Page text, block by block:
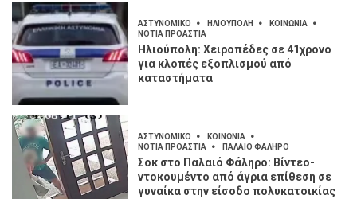
ΑΣΤΥΝΟΜΙΚΟ ΗΛΙΟΥΠΟΛΗ
ΚΟΙΝΩΝΙΑ
ΝΟΤΙΑ ΠΡΟΑΣΤΙΑ
Ηλιούπολη: Χειροπέδες σε 41χρονο
για κλοπές εξοπλισμού από
καταστήματα
ΑΣΤΥΝΟΜΙΚΟ
ΚΟΙΝΩΝΙΑ
ΝΟΤΙΑ ΠΡΟΑΣΤΙΑ
ΠΑΛΑΙΟ ΦΑΛΗΡΟ
Σοκ στο Παλαιό Φάληρο: Βίντεο-
ντοκουμέντο από άγρια επίθεση σε
γυναίκα στην είσοδο πολυκατοικίας